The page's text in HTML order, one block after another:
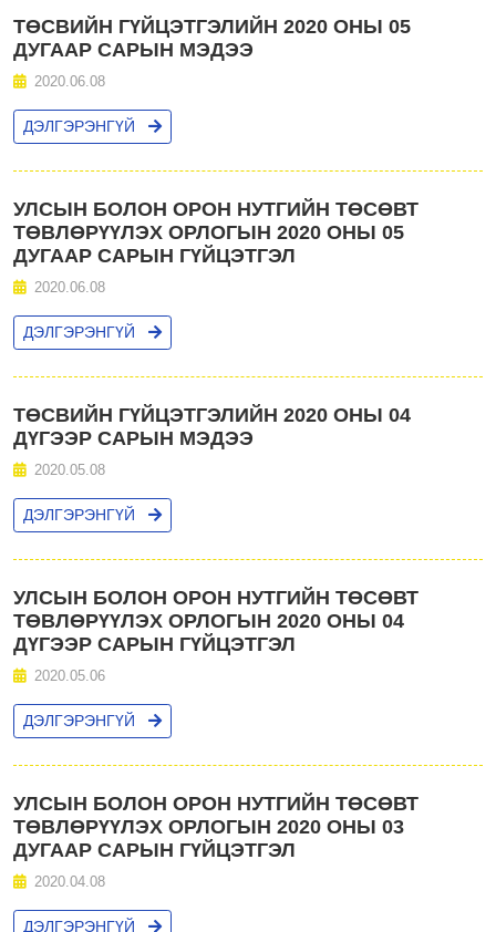
ТӨСВИЙН ГҮЙЦЭТГЭЛИЙН 2020 ОНЫ 05
ДУГААР САРЫН МЭДЭЭ
2020.06.08
ДЭЛГЭРЭНГҮЙ
УЛСЫН БОЛОН ОРОН НУТГИЙН ТӨСӨВТ
ТӨВЛӨРҮҮЛЭХ ОРЛОГЫН 2020 ОНЫ 05
ДУГААР САРЫН ГҮЙЦЭТГЭЛ
2020.06.08
ДЭЛГЭРЭНГҮЙ
ТӨСВИЙН ГҮЙЦЭТГЭЛИЙН 2020 ОНЫ 04
ДҮГЭЭР САРЫН МЭДЭЭ
2020.05.08
ДЭЛГЭРЭНГҮЙ
УЛСЫН БОЛОН ОРОН НУТГИЙН ТӨСӨВТ
ТӨВЛӨРҮҮЛЭХ ОРЛОГЫН 2020 ОНЫ 04
ДҮГЭЭР САРЫН ГҮЙЦЭТГЭЛ
2020.05.06
ДЭЛГЭРЭНГҮЙ
УЛСЫН БОЛОН ОРОН НУТГИЙН ТӨСӨВТ
ТӨВЛӨРҮҮЛЭХ ОРЛОГЫН 2020 ОНЫ 03
ДУГААР САРЫН ГҮЙЦЭТГЭЛ
2020.04.08
ДЭЛГЭРЭНГҮЙ